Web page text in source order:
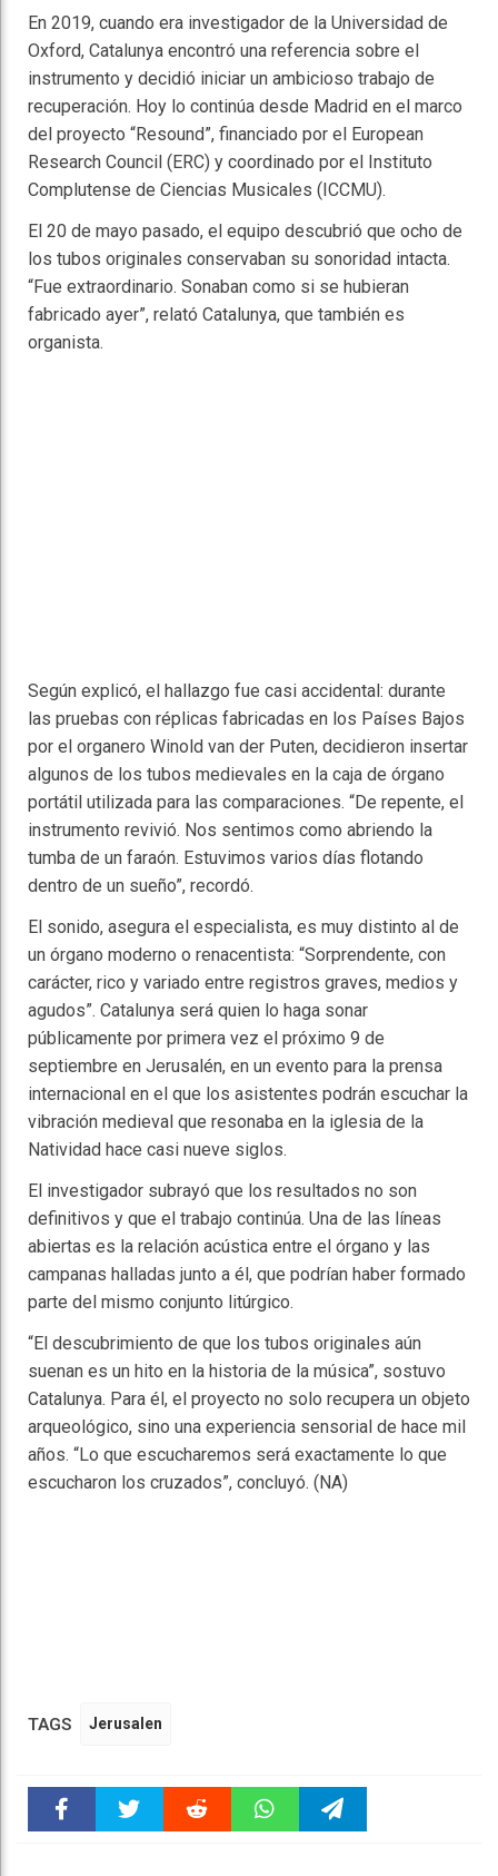
En 2019, cuando era investigador de la Universidad de
Oxford, Catalunya encontró una referencia sobre el
instrumento y decidió iniciar un ambicioso trabajo de
recuperación. Hoy lo continúa desde Madrid en el marco
del proyecto “Resound”, financiado por el European
Research Council (ERC) y coordinado por el Instituto
Complutense de Ciencias Musicales (ICCMU).
El 20 de mayo pasado, el equipo descubrió que ocho de
los tubos originales conservaban su sonoridad intacta.
“Fue extraordinario. Sonaban como si se hubieran
fabricado ayer”, relató Catalunya, que también es
organista.
Según explicó, el hallazgo fue casi accidental: durante
las pruebas con réplicas fabricadas en los Países Bajos
por el organero Winold van der Puten, decidieron insertar
algunos de los tubos medievales en la caja de órgano
portátil utilizada para las comparaciones. “De repente, el
instrumento revivió. Nos sentimos como abriendo la
tumba de un faraón. Estuvimos varios días flotando
dentro de un sueño”, recordó.
El sonido, asegura el especialista, es muy distinto al de
un órgano moderno o renacentista: “Sorprendente, con
carácter, rico y variado entre registros graves, medios y
agudos”. Catalunya será quien lo haga sonar
públicamente por primera vez el próximo 9 de
septiembre en Jerusalén, en un evento para la prensa
internacional en el que los asistentes podrán escuchar la
vibración medieval que resonaba en la iglesia de la
Natividad hace casi nueve siglos.
El investigador subrayó que los resultados no son
definitivos y que el trabajo continúa. Una de las líneas
abiertas es la relación acústica entre el órgano y las
campanas halladas junto a él, que podrían haber formado
parte del mismo conjunto litúrgico.
“El descubrimiento de que los tubos originales aún
suenan es un hito en la historia de la música”, sostuvo
Catalunya. Para él, el proyecto no solo recupera un objeto
arqueológico, sino una experiencia sensorial de hace mil
años. “Lo que escucharemos será exactamente lo que
escucharon los cruzados”, concluyó. (NA)
TAGS Jerusalen